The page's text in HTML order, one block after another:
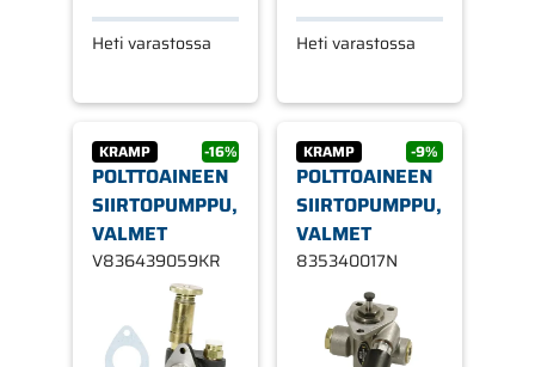
Heti varastossa Heti varastossa
KRAMP -16%
POLTTOAINEEN
SIIRTOPUMPPU,
VALMET
V836439059KR
KRAMP -9%
POLTTOAINEEN
SIIRTOPUMPPU,
VALMET
835340017N